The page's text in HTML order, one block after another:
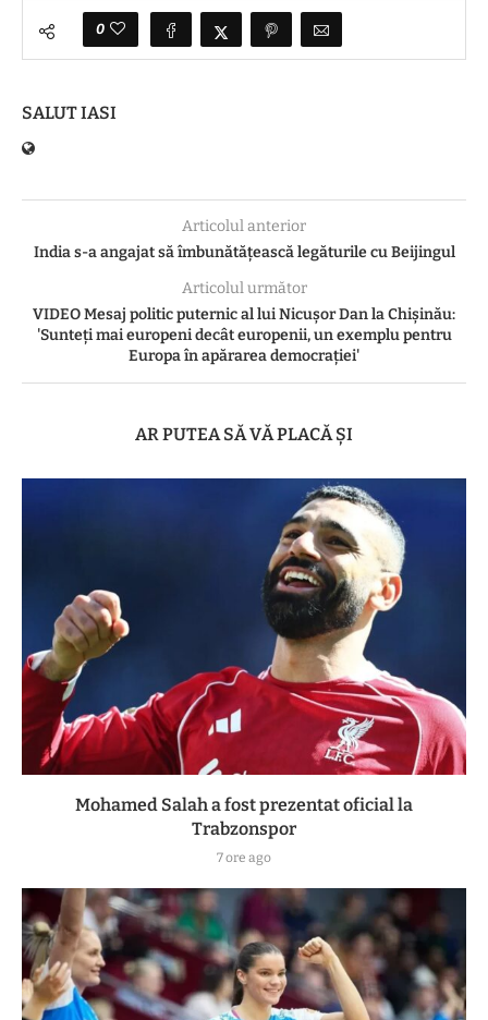
0
SALUT IASI
Articolul anterior
India s-a angajat să îmbunătăţească legăturile cu Beijingul
Articolul următor
VIDEO Mesaj politic puternic al lui Nicușor Dan la Chișinău:
'Sunteți mai europeni decât europenii, un exemplu pentru
Europa în apărarea democrației'
AR PUTEA SĂ VĂ PLACĂ ȘI
Mohamed Salah a fost prezentat oficial la
Trabzonspor
7 ore ago